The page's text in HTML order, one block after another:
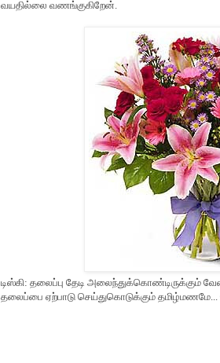
வயதில்லை வணங்குகிறேன்.
டிஸ்கி: தலைப்பு தேடி அலைந்துக்கொண்டிருக்கும்
தலைப்பை ஏற்பாடு செய்துகொடுக்கும்